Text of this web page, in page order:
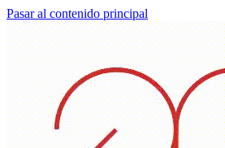
Pasar al contenido principal